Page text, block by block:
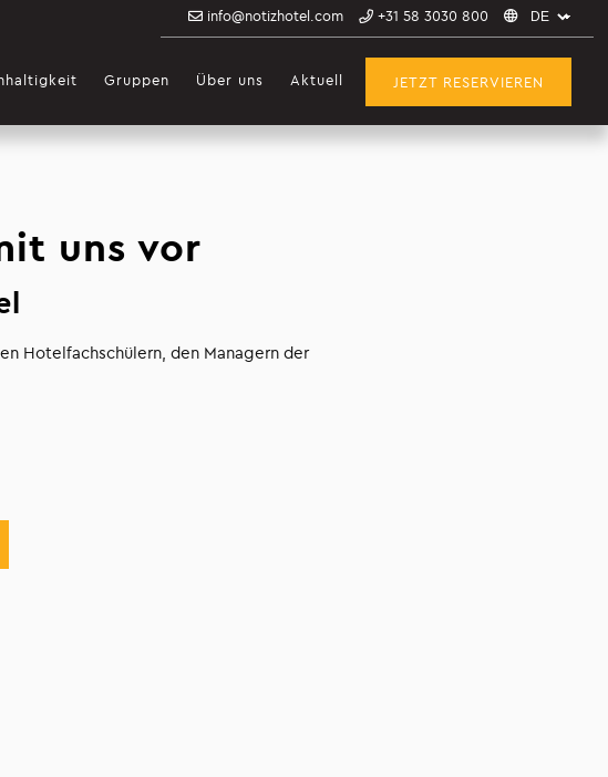
info@notizhotel.com +31 58 3030 800
Gruppen Über uns Aktuell JETZT RESERVIEREN
uns vor
Hotelfachschülern, den Managern der